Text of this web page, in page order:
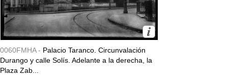
0060FMHA - Palacio Taranco. Circunvalación
Durango y calle Solís. Adelante a la derecha, la
Plaza Zab...